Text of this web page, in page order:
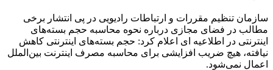
سازمان تنظیم مقررات و ارتباطات رادیویی در پی انتشار برخی
مطالب در فضای مجازی درباره نحوه محاسبه حجم بسته‌های
اینترنتی در اطلاعیه ای اعلام کرد: حجم بسته‌های اینترنتی کاهش
نیافته، هیچ ضریب افزایشی برای محاسبه مصرف اینترنت بین‌الملل
اعمال نمی‌شود.